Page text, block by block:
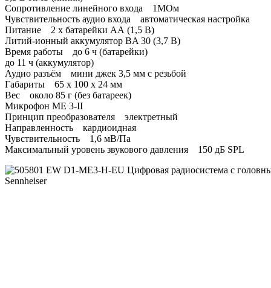
Сопротивление линейного входа 1МОм
Чувствительность аудио входа автоматическая настройка
Питание 2 х батарейки АА (1,5 В)
Литий-ионный аккумулятор BA 30 (3,7 В)
Время работы до 6 ч (батарейки)
до 11 ч (аккумулятор)
Аудио разъём мини джек 3,5 мм с резьбой
Габариты 65 х 100 х 24 мм
Вес около 85 г (без батареек)
Микрофон ME 3-II
Принцип преобразователя электретный
Направленность кардиоидная
Чувствительность 1,6 мВ/Па
Максимальный уровень звукового давления 150 дБ SPL